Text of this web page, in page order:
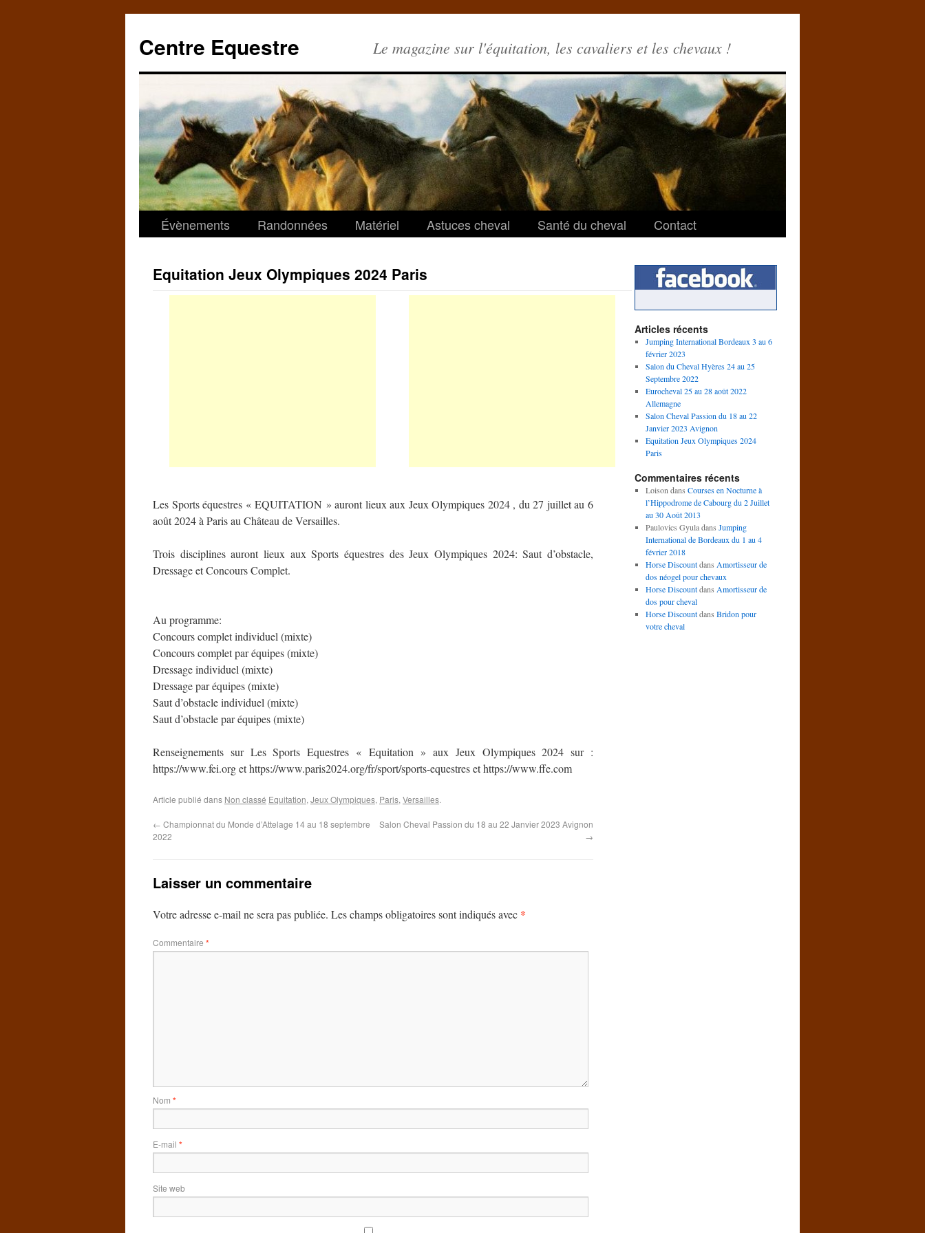
Centre Equestre Le magazine sur l'équitation, les cavaliers et les chevaux !
Évènements Randonnées Matériel Astuces cheval Santé du cheval Contact
Equitation Jeux Olympiques 2024 Paris
Les Sports équestres « EQUITATION » auront lieux aux Jeux Olympiques 2024 , du 27 juillet au 6
août 2024 à Paris au Château de Versailles.
Trois disciplines auront lieux aux Sports équestres des Jeux Olympiques 2024: Saut d’obstacle,
Dressage et Concours Complet.
Au programme:
Concours complet individuel (mixte)
Concours complet par équipes (mixte)
Dressage individuel (mixte)
Dressage par équipes (mixte)
Saut d’obstacle individuel (mixte)
Saut d’obstacle par équipes (mixte)
Renseignements sur Les Sports Equestres « Equitation » aux Jeux Olympiques 2024 sur :
https://www.fei.org et https://www.paris2024.org/fr/sport/sports-equestres et https://www.ffe.com
Article publié dans Non classé Equitation, Jeux Olympiques, Paris, Versailles.
← Championnat du Monde d’Attelage 14 au 18 septembre
2022
Salon Cheval Passion du 18 au 22 Janvier 2023 Avignon
→
Laisser un commentaire
Votre adresse e-mail ne sera pas publiée. Les champs obligatoires sont indiqués avec *
Commentaire *
Nom *
E-mail *
Site web
Articles récents
Jumping International Bordeaux 3 au 6
février 2023
Salon du Cheval Hyères 24 au 25
Septembre 2022
Eurocheval 25 au 28 août 2022
Allemagne
Salon Cheval Passion du 18 au 22
Janvier 2023 Avignon
Equitation Jeux Olympiques 2024
Paris
Commentaires récents
Loison dans Courses en Nocturne à
l’Hippodrome de Cabourg du 2 Juillet
au 30 Août 2013
Paulovics Gyuladans Jumping
International de Bordeaux du 1 au 4
février 2018
Horse Discountdans Amortisseur de
dos néogel pour chevaux
Horse Discountdans Amortisseur de
dos pour cheval
Horse Discountdans Bridon pour
votre cheval